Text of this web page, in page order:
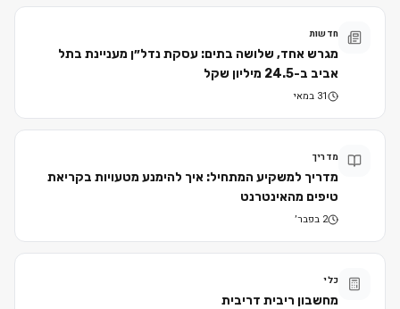
חדשות
מגרש אחד, שלושה בתים: עסקת נדל״ן מעניינת בתל
אביב ב-24.5 מיליון שקל
31 במאי
מדריך
מדריך למשקיע המתחיל: איך להימנע מטעויות בקריאת
טיפים מהאינטרנט
2 בפבר׳
כלי
מחשבון ריבית דריבית